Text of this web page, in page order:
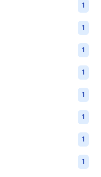
1
1
1
1
1
1
1
1